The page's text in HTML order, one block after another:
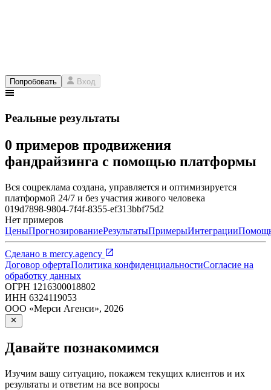
Попробовать Вход
Реальные результаты
0 примеров продвижения
фандрайзинга с помощью платформы
Вся соцреклама создана, управляется и оптимизируется
платформой 24/7 и без участия живого человека
019d7898-9804-7f4f-8355-ef313bbf75d2
Нет примеров
ЦеныПрогнозированиеРезультатыПримерыИнтеграции
Сделано в mercy.agency
Договор офертаПолитика конфиденциальностиСогласие на
обработку данных
ОГРН 1216300018802
ИНН 6324119053
ООО «Мерси Агенси», 2026
Давайте познакомимся
Изучим вашу ситуацию, покажем текущих клиентов и их
результаты и ответим на все вопросы